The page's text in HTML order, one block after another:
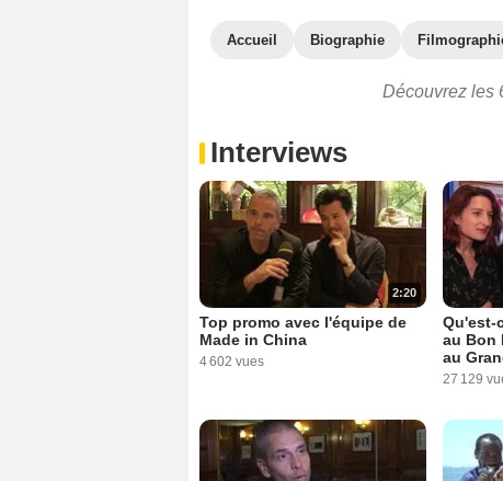
Accueil Biographie
Découvrez les
Interviews
2:20
Top promo avec l'équipe de
Made in China
4 602 vues
Qu'est-
au Bon
au
27 129